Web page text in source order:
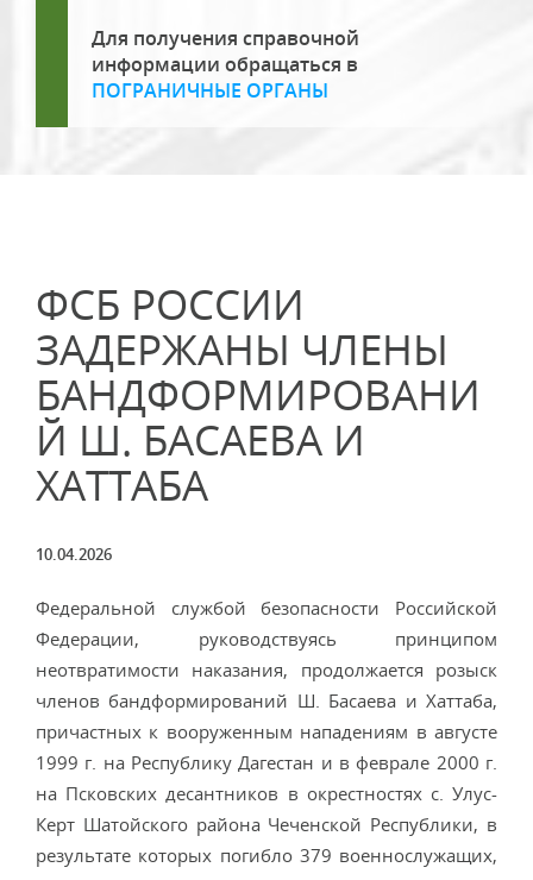
Для получения справочной
информации обращаться в
ПОГРАНИЧНЫЕ ОРГАНЫ
ФСБ РОССИИ
ЗАДЕРЖАНЫ ЧЛЕНЫ
БАНДФОРМИРОВАНИ
Й Ш. БАСАЕВА И
ХАТТАБА
10.04.2026
Федеральной службой безопасности Российской
Федерации, руководствуясь принципом
неотвратимости наказания, продолжается розыск
членов бандформирований Ш. Басаева и Хаттаба,
причастных к вооруженным нападениям в августе
1999 г. на Республику Дагестан и в феврале 2000 г.
на Псковских десантников в окрестностях с. Улус-
Керт Шатойского района Чеченской Республики, в
результате которых погибло 379 военнослужащих,